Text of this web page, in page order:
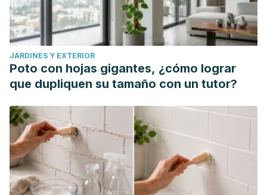
JARDINES Y EXTERIOR
Poto con hojas gigantes, ¿cómo lograr
que dupliquen su tamaño con un tutor?